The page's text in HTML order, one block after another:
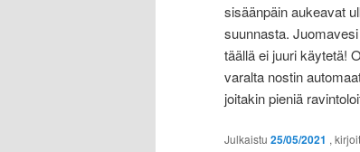
sisäänpäin aukeavat
suunnasta.
täällä ei juuri käytetä!
varalta nostin
joitakin pieniä
Julkaistu 25/05/2021 ,